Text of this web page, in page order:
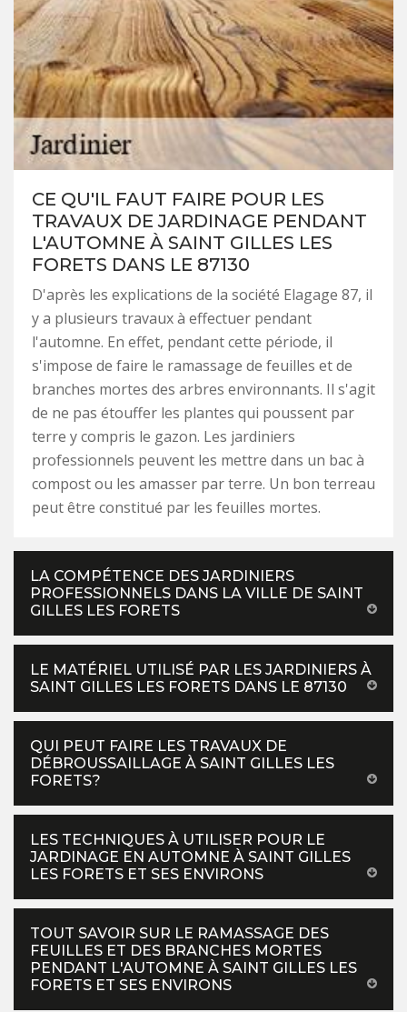
CE QU'IL FAUT FAIRE POUR LES
TRAVAUX DE JARDINAGE PENDANT
L'AUTOMNE À SAINT GILLES LES
FORETS DANS LE 87130
D'après les explications de la société Elagage 87, il
y a plusieurs travaux à effectuer pendant
l'automne. En effet, pendant cette période, il
s'impose de faire le ramassage de feuilles et de
branches mortes des arbres environnants. Il s'agit
de ne pas étouffer les plantes qui poussent par
terre y compris le gazon. Les jardiniers
professionnels peuvent les mettre dans un bac à
compost ou les amasser par terre. Un bon terreau
peut être constitué par les feuilles mortes.
LA COMPÉTENCE DES JARDINIERS
PROFESSIONNELS DANS LA VILLE DE SAINT
GILLES LES FORETS
LE MATÉRIEL UTILISÉ PAR LES JARDINIERS À
SAINT GILLES LES FORETS DANS LE 87130
QUI PEUT FAIRE LES TRAVAUX DE
DÉBROUSSAILLAGE À SAINT GILLES LES
FORETS?
LES TECHNIQUES À UTILISER POUR LE
JARDINAGE EN AUTOMNE À SAINT GILLES
LES FORETS ET SES ENVIRONS
TOUT SAVOIR SUR LE RAMASSAGE DES
FEUILLES ET DES BRANCHES MORTES
PENDANT L'AUTOMNE À SAINT GILLES LES
FORETS ET SES ENVIRONS